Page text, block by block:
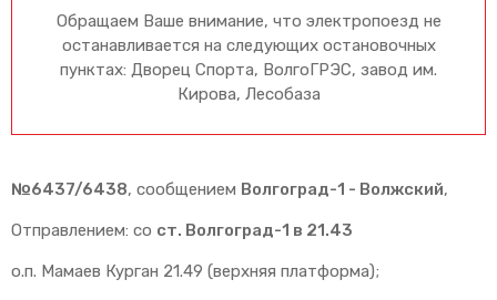
Обращаем Ваше внимание, что электропоезд не
останавливается на следующих остановочных
пунктах: Дворец Спорта, ВолгоГРЭС, завод им.
Кирова, Лесобаза
№6437/6438, сообщением Волгоград-1 - Волжский,
Отправлением: со ст. Волгоград-1 в 21.43
о.п. Мамаев Курган 21.49 (верхняя платформа);